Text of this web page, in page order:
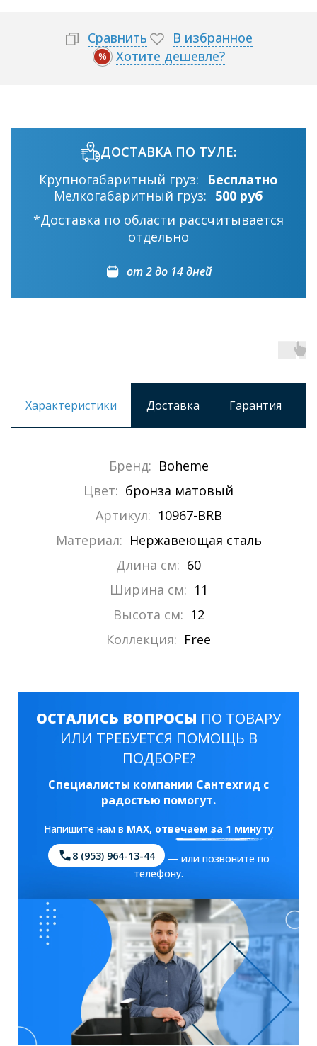
Сравнить В избранное
% Хотите дешевле?
ДОСТАВКА ПО ТУЛЕ:
Крупногабаритный груз:
Бесплатно
Мелкогабаритный груз: 500 руб
*Доставка по области рассчитывается
отдельно
от 2 до 14 дней
Характеристики Доставка Гарантия
Бренд: Boheme
Цвет: бронза матовый
Артикул: 10967-BRB
Материал: Нержавеющая сталь
Длина см: 60
Ширина см: 11
Высота см: 12
Коллекция: Free
ОСТАЛИСЬ ВОПРОСЫ ПО ТОВАРУ
ИЛИ ТРЕБУЕТСЯ ПОМОЩЬ В
ПОДБОРЕ?
Специалисты компании Сантехгид с
радостью помогут.
Напишите нам в MAX, отвечаем за 1 минуту
8 (953) 964-13-44
— или позвоните по
телефону.